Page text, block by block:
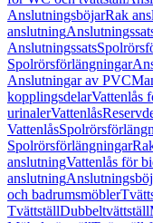
AnslutningsböjarRak
anslutning
Anslutningssats
Spolrörsförlängningar
Anslutningar av PVC
kopplingsdelarVattenlås
urinalerVattenlås
Vattenlås
Spolrörsförlängningar
anslutningVattenlås för
anslutning
och badrumsmöbler
TvättställDubbeltvättställ